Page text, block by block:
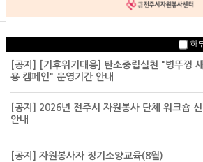
하
공지사항 자료실 언론보도
[공지] [기후위기대응] 탄소중립실천 "병뚜껑 새활
용 캠페인" 운영기간 안내
[공지] 2026년 전주시 자원봉사 단체 워크숍 신청
안내
[공지] 자원봉사자 정기소양교육(8월)